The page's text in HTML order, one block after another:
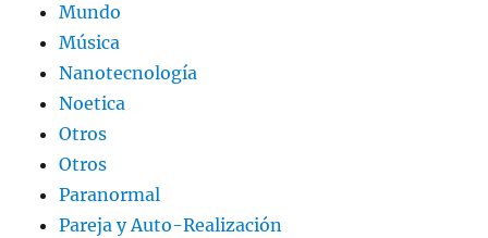
Mundo
Música
Nanotecnología
Noetica
Otros
Otros
Paranormal
Pareja y Auto-Realización